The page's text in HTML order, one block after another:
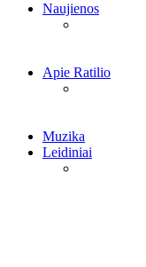
Naujienos
Apie Ratilio
Muzika
Leidiniai